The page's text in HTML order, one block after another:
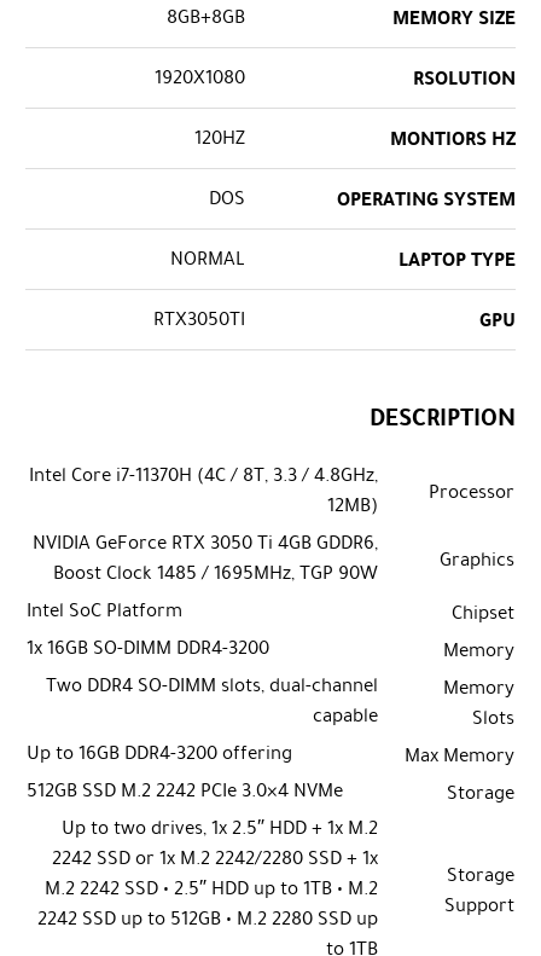
MEMORY SIZE
8GB+8GB
RSOLUTION
1920X1080
MONTIORS HZ
120HZ
OPERATING SYSTEM
DOS
LAPTOP TYPE
NORMAL
GPU
RTX3050TI
DESCRIPTION
Processor
Intel Core i7-11370H (4C / 8T, 3.3 / 4.8GHz,
12MB)
Graphics
NVIDIA GeForce RTX 3050 Ti 4GB GDDR6,
Boost Clock 1485 / 1695MHz, TGP 90W
Chipset
Intel SoC Platform
Memory
1x 16GB SO-DIMM DDR4-3200
Memory
Slots
Two DDR4 SO-DIMM slots, dual-channel
capable
Max Memory
Up to 16GB DDR4-3200 offering
Storage
512GB SSD M.2 2242 PCIe 3.0×4 NVMe
Storage
Support
Up to two drives, 1x 2.5″ HDD + 1x M.2
2242 SSD or 1x M.2 2242/2280 SSD + 1x
M.2 2242 SSD • 2.5″ HDD up to 1TB • M.2
2242 SSD up to 512GB • M.2 2280 SSD up
to 1TB